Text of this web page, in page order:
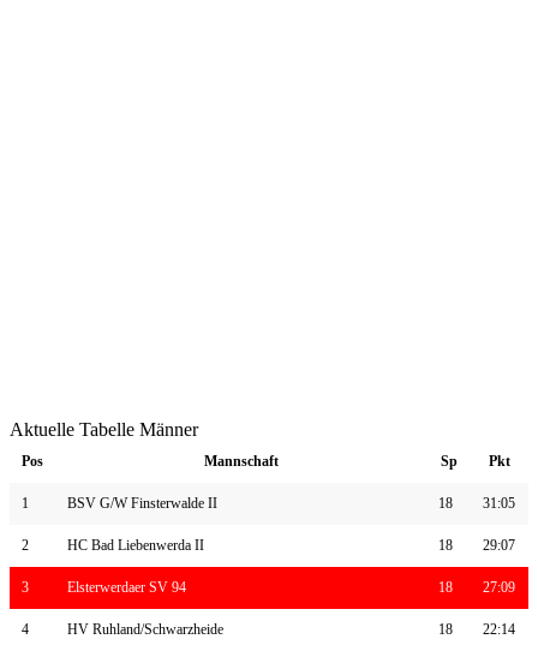
Aktuelle Tabelle Männer
Pos Mannschaft Sp Pkt
1 BSV G/W Finsterwalde II 18 31:05
2 HC Bad Liebenwerda II 18 29:07
3 Elsterwerdaer SV 94 18 27:09
4 HV Ruhland/Schwarzheide 18 22:14